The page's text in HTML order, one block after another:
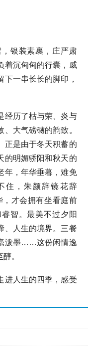
银装素裹，庄严肃
着沉甸甸的行囊，威
一串长长的脚印，
经历了枯与荣、炎与
大气磅礴的韵致。
正是由于冬天积蓄的
的明媚骄阳和秋天的
年，年华垂暮，难免
住，朱颜辞镜花辞
才会拥有坐看庭前
智。最美不过夕阳
、人生的境界。三餐
泼墨……这份闲情逸
。
进人生的四季，感受